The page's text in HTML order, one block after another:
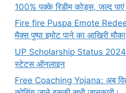
100% पक्के रिडीम कोड्स, जल्द
Fire fire Puspa Emote
मैक्स पुष्पा इमोट पाने का आखिरी मौका
UP Scholarship Status
स्टेटस ऑनलाइन
Free Coaching Yojana: अब